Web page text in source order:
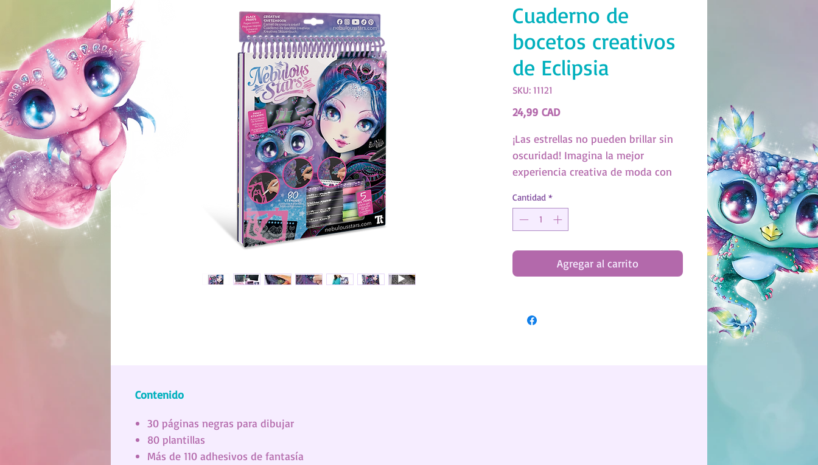
Cuaderno de
bocetos creativos
de Eclipsia
SKU: 11121
24,99 CADPrecio
¡Las estrellas no pueden brillar sin
oscuridad! Imagina la mejor
experiencia creativa de moda con
negro. Descubre Eclipsia y su estilo
repleto de estrellas a través de
Cantidad *
Agregar al carrito
Contenido
30 páginas negras para dibujar
80 plantillas
Más de 110 adhesivos de fantasía